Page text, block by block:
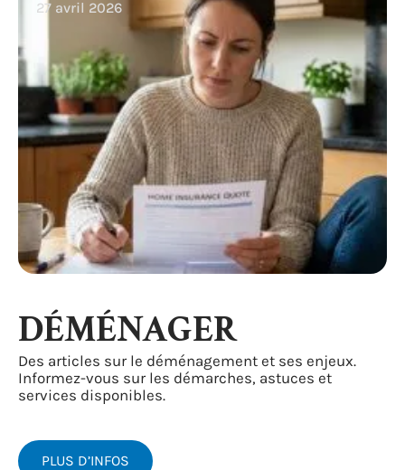
27 avril 2026
DÉMÉNAGER
Des articles sur le déménagement et ses enjeux.
Informez-vous sur les démarches, astuces et
services disponibles.
PLUS D’INFOS